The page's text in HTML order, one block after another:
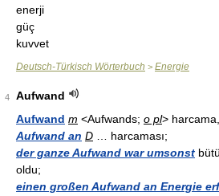
enerji
güç
kuvvet
Deutsch-Türkisch Wörterbuch > Energie
4
Aufwand
Aufwand m <Aufwands; o pl> harcama,
Aufwand an D … harcaması;
der ganze Aufwand war umsonst
oldu;
einen großen Aufwand an Energie